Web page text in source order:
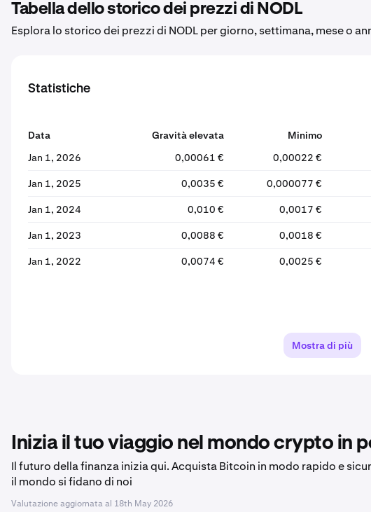
Tabella dello storico dei prezzi di NODL
Esplora lo storico dei prezzi di NODL per giorno, settimana, mese o
Statistiche
Data Gravità elevata Minimo
Jan 1, 2026
0,00061 € 0,00022 €
Jan 1, 2025 0,0035 € 0,000077 €
Jan 1, 2024 0,010 € 0,0017 €
Jan 1, 2023 0,0088 € 0,0018 €
Jan 1, 2022 0,0074 € 0,0025 €
Mostra di più
Inizia il tuo viaggio nel mondo crypto in
Il futuro della finanza inizia qui. Acquista Bitcoin in modo rapido e
il mondo si fidano di noi
Valutazione aggiornata al 18th May 2026